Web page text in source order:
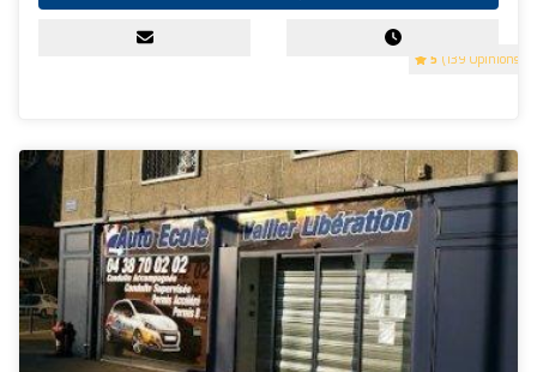
5 (139 Opinions)